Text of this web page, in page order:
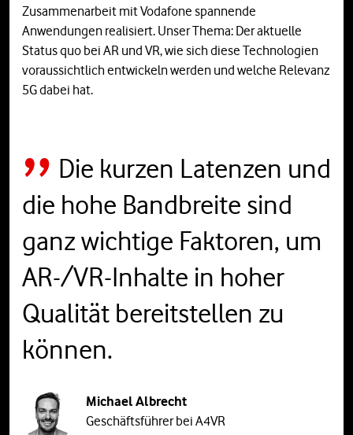
Zusammenarbeit mit Vodafone spannende
Anwendungen realisiert. Unser Thema: Der aktuelle
Status quo bei AR und VR, wie sich diese Technologien
voraussichtlich entwickeln werden und welche Relevanz
5G dabei hat.
Die kurzen Latenzen und
die hohe Bandbreite sind
ganz wichtige Faktoren, um
AR-/VR-Inhalte in hoher
Qualität bereitstellen zu
können.
Michael Albrecht
Geschäftsführer bei A4VR